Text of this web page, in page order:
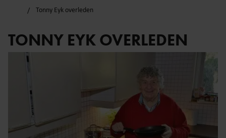
Tonny Eyk overleden
TONNY EYK OVERLEDEN